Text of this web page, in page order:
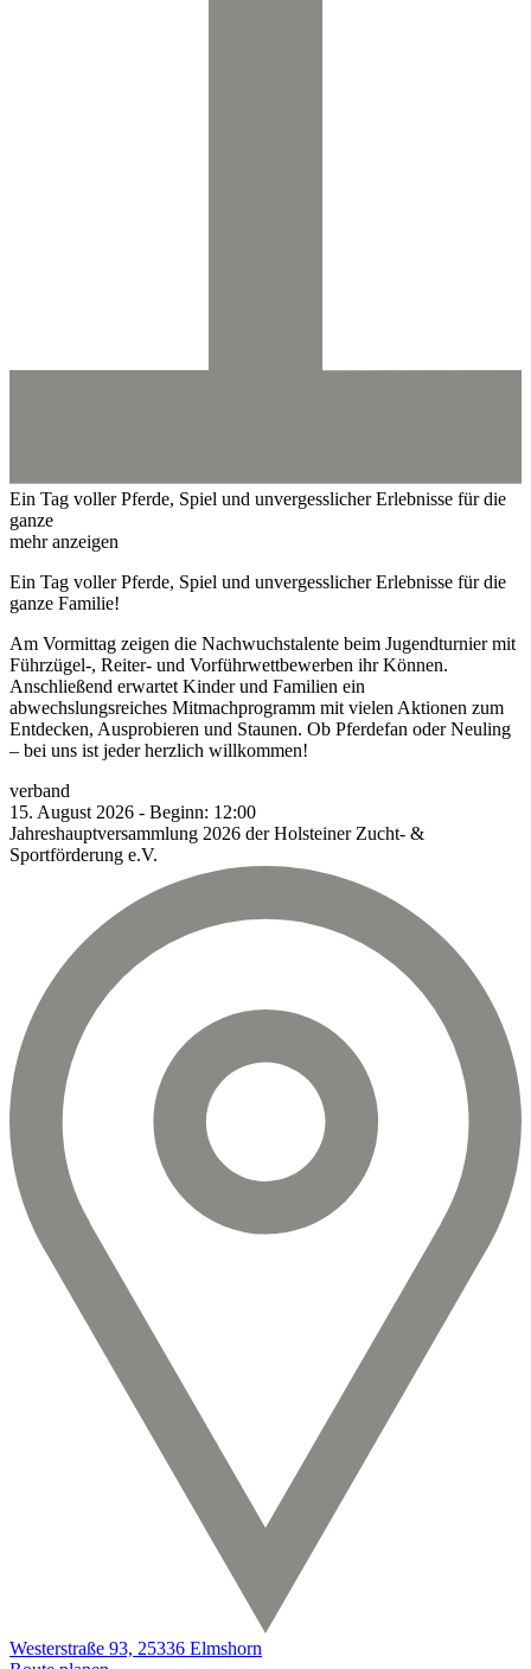
Ein Tag voller Pferde, Spiel und unvergesslicher Erlebnisse für die
ganze
mehr anzeigen
Ein Tag voller Pferde, Spiel und unvergesslicher Erlebnisse für die
ganze Familie!
Am Vormittag zeigen die Nachwuchstalente beim Jugendturnier mit
Führzügel-, Reiter- und Vorführwettbewerben ihr Können.
Anschließend erwartet Kinder und Familien ein
abwechslungsreiches Mitmachprogramm mit vielen Aktionen zum
Entdecken, Ausprobieren und Staunen. Ob Pferdefan oder Neuling
– bei uns ist jeder herzlich willkommen!
verband
15. August 2026 - Beginn: 12:00
Jahreshauptversammlung 2026 der Holsteiner Zucht- &
Sportförderung e.V.
Westerstraße 93, 25336 Elmshorn